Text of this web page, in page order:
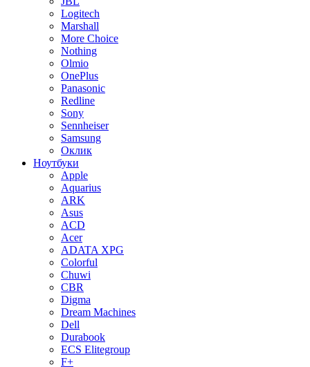
Logitech
Marshall
More Choice
Nothing
Olmio
OnePlus
Panasonic
Redline
Sony
Sennheiser
Samsung
Оклик
Ноутбуки
Apple
Aquarius
ARK
Asus
ACD
Acer
ADATA XPG
Colorful
Chuwi
CBR
Digma
Dream Machines
Dell
Durabook
ECS Elitegroup
F+